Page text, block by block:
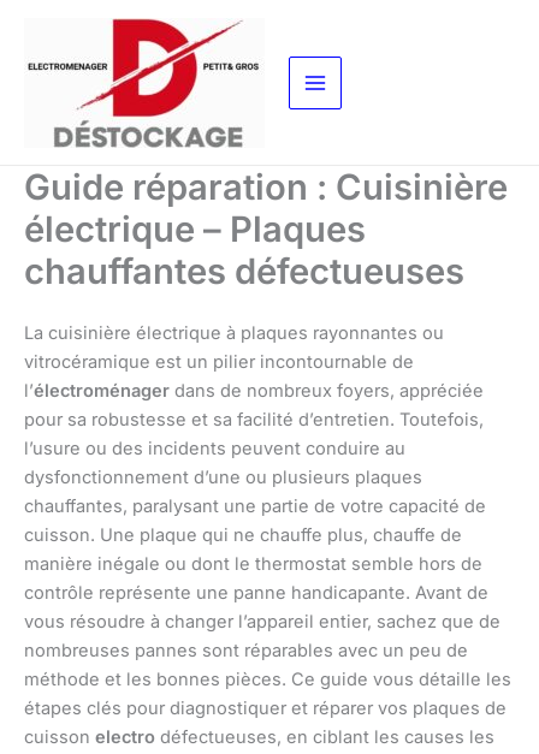
contenu
Guide réparation : Cuisinière
électrique – Plaques
chauffantes défectueuses
La cuisinière électrique à plaques rayonnantes ou
vitrocéramique est un pilier incontournable de
l’électroménager dans de nombreux foyers, appréciée
pour sa robustesse et sa facilité d’entretien. Toutefois,
l’usure ou des incidents peuvent conduire au
dysfonctionnement d’une ou plusieurs plaques
chauffantes, paralysant une partie de votre capacité de
cuisson. Une plaque qui ne chauffe plus, chauffe de
manière inégale ou dont le thermostat semble hors de
contrôle représente une panne handicapante. Avant de
vous résoudre à changer l’appareil entier, sachez que de
nombreuses pannes sont réparables avec un peu de
méthode et les bonnes pièces. Ce guide vous détaille les
étapes clés pour diagnostiquer et réparer vos plaques de
cuisson electro défectueuses, en ciblant les causes les